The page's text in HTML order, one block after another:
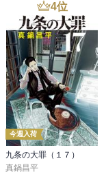
4位
今週入荷
九条の大罪（１７）
真鍋昌平